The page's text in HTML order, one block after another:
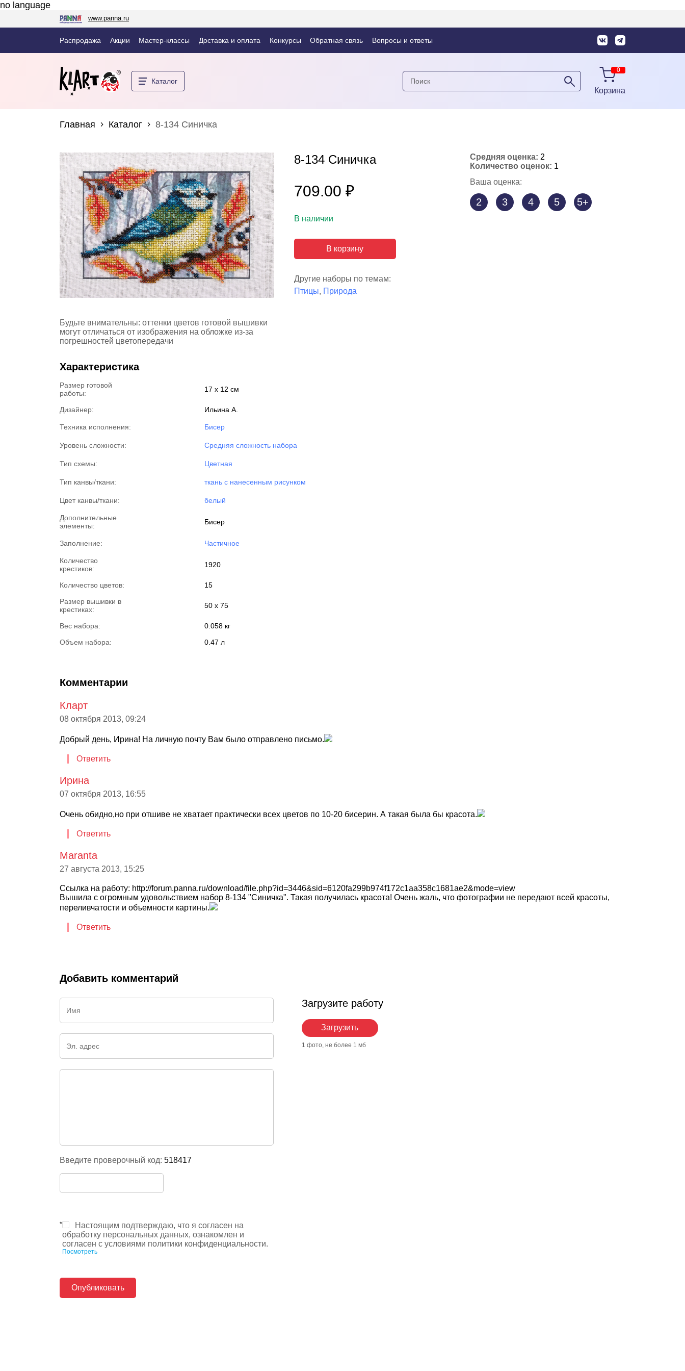
no language
www.panna.ru
Распродажа Акции Мастер-классы Доставка и оплата Конкурсы Обратная связь Вопросы и ответы
Каталог
Корзина
Главная Каталог 8-134 Синичка
8-134 Синичка
709.00 ₽
В наличии
В корзину
Другие наборы по темам:
Птицы, Природа
Будьте внимательны: оттенки цветов готовой вышивки
могут отличаться от изображения на обложке из-за
погрешностей цветопередачи
Средняя оценка: 2
Количество оценок: 1
Ваша оценка:
2 3 4 5 5+
Характеристика
Размер готовой
работы:
17 x 12 см
Дизайнер: Ильина А.
Техника исполнения: Бисер
Уровень сложности: Средняя сложность набора
Тип схемы: Цветная
Тип канвы/ткани: ткань с нанесенным рисунком
Цвет канвы/ткани: белый
Дополнительные
элементы:
Бисер
Заполнение: Частичное
Количество
крестиков:
1920
Количество цветов:
15
Размер вышивки в
крестиках:
50 х 75
Вес набора:
0.058 кг
Объем набора:
0.47 л
Комментарии
Кларт
08 октября 2013, 09:24
Добрый день, Ирина! На личную почту Вам было отправлено письмо.
Ответить
Ирина
07 октября 2013, 16:55
Очень обидно,но при отшиве не хватает практически всех цветов по 10-20 бисерин. А такая была бы красота.
Ответить
Maranta
27 августа 2013, 15:25
Ссылка на работу: http://forum.panna.ru/download/file.php?id=3446&sid=6120fa299b974f172c1aa358c1681ae2&mode=view
Вышила с огромным удовольствием набор 8-134 "Синичка". Такая получилась красота! Очень жаль, что фотографии не передают всей красоты,
переливчатости и объемности картины.
Ответить
Добавить комментарий
Загрузите работу
Загрузить
1 фото, не более 1 мб
Введите проверочный код: 518417
*
Настоящим подтверждаю, что я согласен на
обработку персональных данных, ознакомлен и
согласен с условиями политики конфиденциальности.
Посмотреть